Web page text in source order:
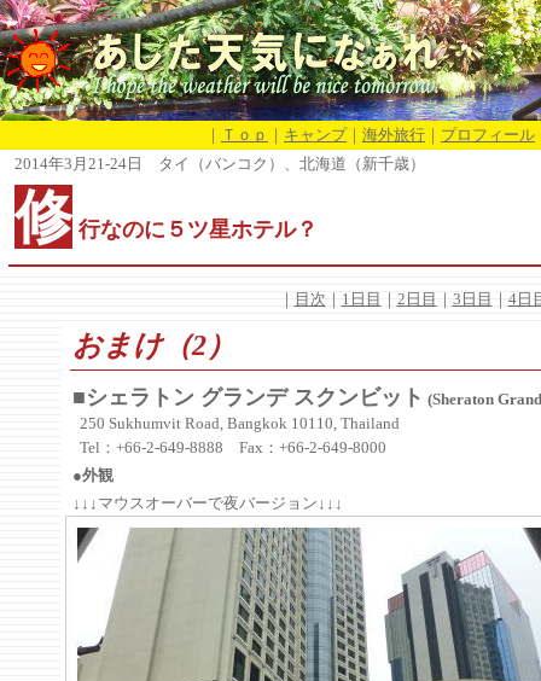
｜ Ｔｏｐ ｜ キャンプ｜ 海外旅行 ｜ プロフィール
2014年3月21-24日 タイ（バンコク）、北海道（新千歳）
修 行なのに５ツ星ホテル？
｜ 目次 ｜ 1日目 ｜ 2日目 ｜ 3日目 ｜ 4日
おまけ（2）
■シェラトン グランデ スクンビット (Sheraton
250 Sukhumvit Road, Bangkok 10110, Thailand
Tel：+66-2-649-8888 Fax：+66-2-649-8000
●外観
↓↓↓マウスオーバーで夜バージョン↓↓↓